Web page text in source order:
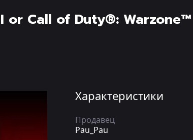
or Call of Duty®:
Характеристики
Продавец
Pau_Pau